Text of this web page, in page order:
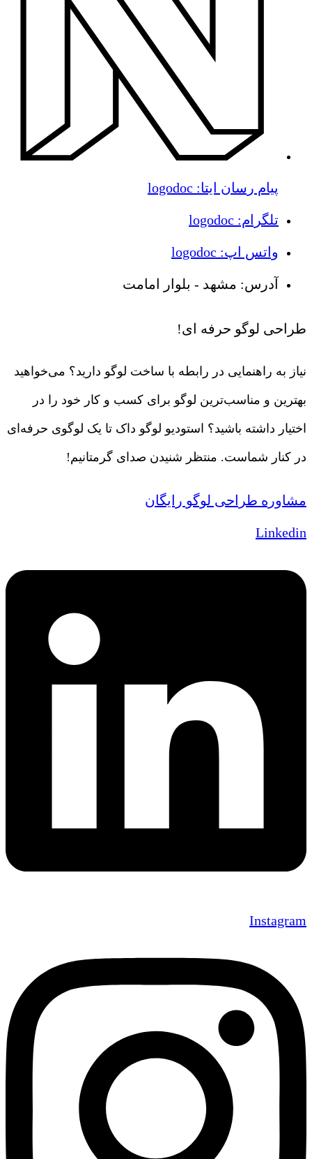
پیام رسان ایتا: logodoc
تلگرام: logodoc
واتس اپ: logodoc
آدرس: مشهد - بلوار امامت
طراحی لوگو حرفه ای!
نیاز به راهنمایی در رابطه با ساخت لوگو دارید؟ می‌خواهید
بهترین و مناسب‌ترین لوگو برای کسب و کار خود را در
اختیار داشته باشید؟ استودیو لوگو داک تا یک لوگوی حرفه‌ای
در کنار شماست. منتظر شنیدن صدای گرمتانیم!
مشاوره طراحی لوگو رایگان
Linkedin
Instagram